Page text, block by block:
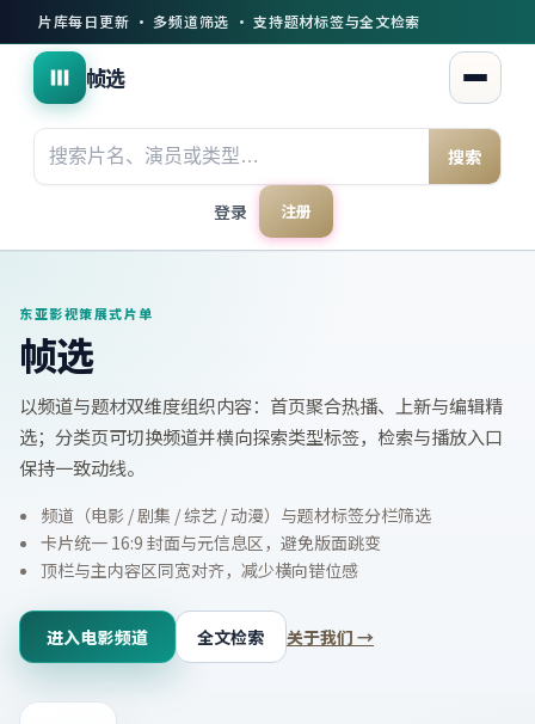
片库每日更新 · 多频道筛选 · 支持题材标签与全文检索
帧选 打开
搜索
登录 注册
东亚影视策展式片单
帧选
以频道与题材双维度组织内容：首页聚合热播、上新与编辑精
选；分类页可切换频道并横向探索类型标签，检索与播放入口
保持一致动线。
频道（电影 / 剧集 / 综艺 / 动漫）与题材标签分栏筛选
卡片统一 16:9 封面与元信息区，避免版面跳变
顶栏与主内容区同宽对齐，减少横向错位感
进入电影频道 全文检索 关于我们 →